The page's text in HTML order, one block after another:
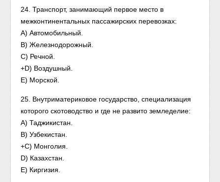
24. Транспорт, занимающий первое место в
межконтинентальных пассажирских перевозках:
A) Автомобильный.
B) Железнодорожный.
C) Речной.
+D) Воздушный.
Е) Морской.
25. Внутриматериковое государство, специализация
которого скотоводство и где не развито земледелие:
A) Таджикистан.
B) Узбекистан.
+C) Монголия.
D) Казахстан.
E) Киргизия.